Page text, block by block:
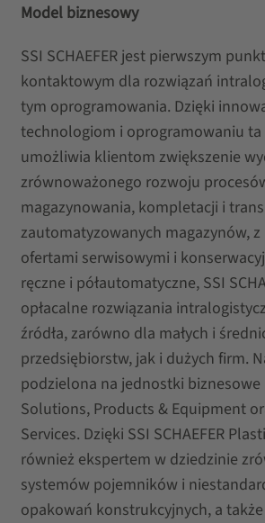
Model biznesowy
SSI SCHAEFER jest pierwszym
kontaktowym dla rozwiązań
tym oprogramowania. Dzięki
technologiom i oprogramowaniu
umożliwia klientom zwiększenie
zrównoważonego rozwoju
magazynowania, kompletacji i
zautomatyzowanych magazynów,
ofertami serwisowymi i
ręczne i półautomatyczne, SSI
opłacalne rozwiązania
źródła, zarówno dla małych i
przedsiębiorstw, jak i dużych firm.
podzielona na jednostki biznesowe
Solutions, Products & Equipment
Services. Dzięki SSI SCHAEFER
również ekspertem w dziedzinie
systemów pojemników i
opakowań konstrukcyjnych, a